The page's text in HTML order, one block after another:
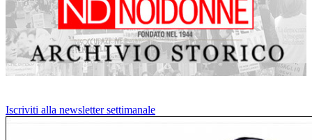
Iscriviti alla newsletter settimanale